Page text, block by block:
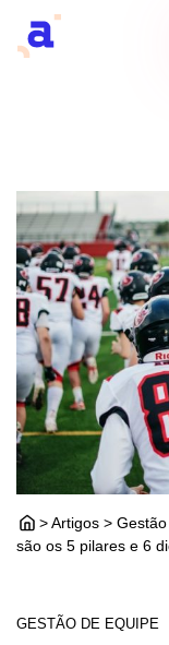
> Artigos >
são os 5 pilares e 6
GESTÃO DE EQUIPE